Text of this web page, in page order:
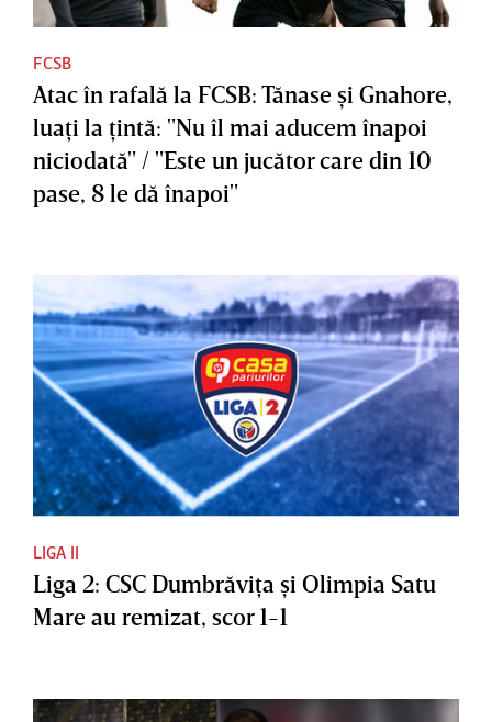
FCSB
Atac în rafală la FCSB: Tănase şi Gnahore,
luaţi la ţintă: "Nu îl mai aducem înapoi
niciodată" / "Este un jucător care din 10
pase, 8 le dă înapoi"
LIGA II
Liga 2: CSC Dumbrăviţa şi Olimpia Satu
Mare au remizat, scor 1-1